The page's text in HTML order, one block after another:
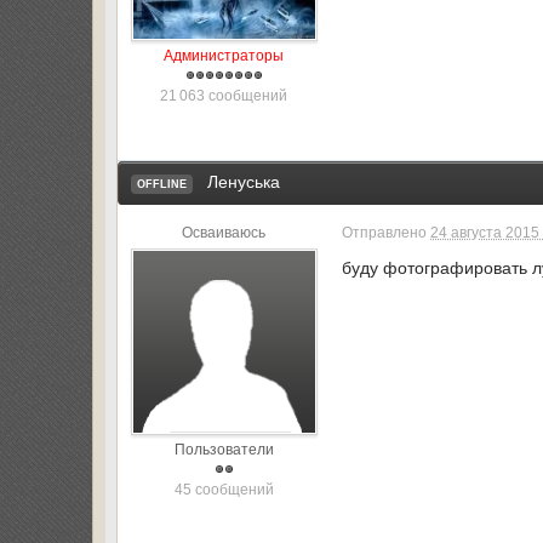
Администраторы
21 063 сообщений
OFFLINE Ленуська
Осваиваюсь
Пользователи
45 сообщений
Отправлено 24 августа
буду фотографировать